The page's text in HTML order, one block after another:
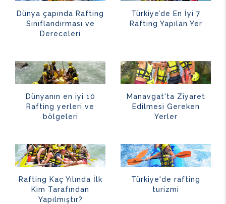
Dünya çapında Rafting
Sınıflandırması ve
Dereceleri
Türkiye’de En İyi 7
Rafting Yapılan Yer
Dünyanın en iyi 10
Rafting yerleri ve
bölgeleri
Manavgat'ta Ziyaret
Edilmesi Gereken
Yerler
Rafting Kaç Yılında İlk
Kim Tarafından
Yapılmıştır?
Türkiye'de rafting
turizmi